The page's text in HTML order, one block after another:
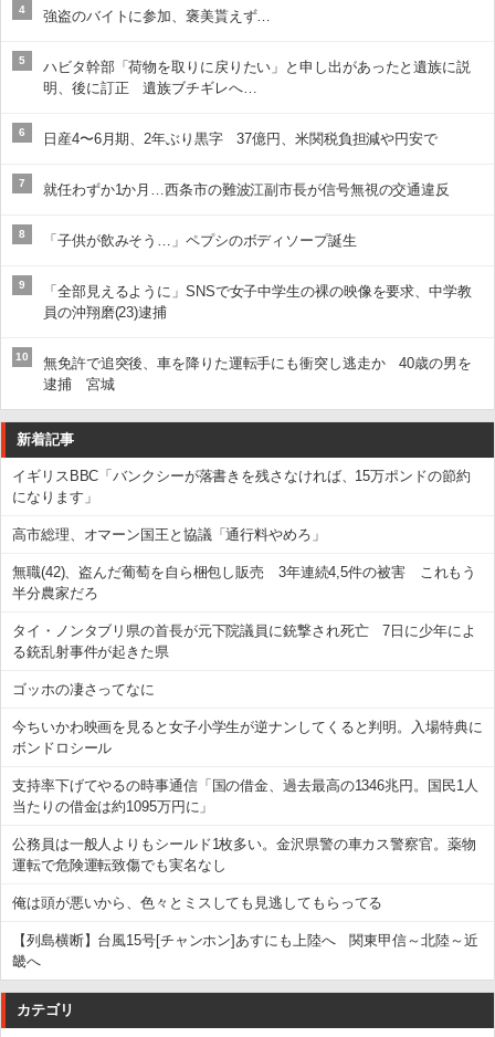
4 強盗のバイトに参加、褒美貰えず…
5
ハビタ幹部「荷物を取りに戻りたい」と申し出があったと遺族に説
明、後に訂正 遺族ブチギレへ…
6 日産4〜6月期、2年ぶり黒字 37億円、米関税負担減や円安で
7 就任わずか1か月…西条市の難波江副市長が信号無視の交通違反
8 「子供が飲みそう…」ペプシのボディソープ誕生
9
「全部見えるように」SNSで女子中学生の裸の映像を要求、中学教
員の沖翔磨(23)逮捕
10
無免許で追突後、車を降りた運転手にも衝突し逃走か 40歳の男を
逮捕 宮城
新着記事
イギリスBBC「バンクシーが落書きを残さなければ、15万ポンドの節約
になります」
高市総理、オマーン国王と協議「通行料やめろ」
無職(42)、盗んだ葡萄を自ら梱包し販売 3年連続4,5件の被害 これもう
半分農家だろ
タイ・ノンタブリ県の首長が元下院議員に銃撃され死亡 7日に少年によ
る銃乱射事件が起きた県
ゴッホの凄さってなに
今ちいかわ映画を見ると女子小学生が逆ナンしてくると判明。入場特典に
ボンドロシール
支持率下げてやるの時事通信「国の借金、過去最高の1346兆円。国民1人
当たりの借金は約1095万円に」
公務員は一般人よりもシールド1枚多い。金沢県警の車カス警察官。薬物
運転で危険運転致傷でも実名なし
俺は頭が悪いから、色々とミスしても見逃してもらってる
【列島横断】台風15号[チャンホン]あすにも上陸へ 関東甲信～北陸～近
畿へ
カテゴリ